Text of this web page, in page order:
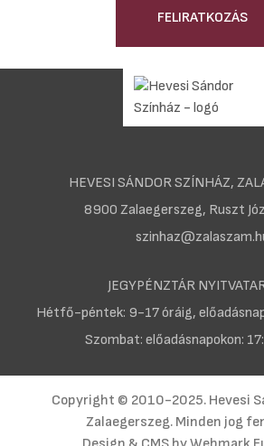
FELIRATKOZÁS
JEGYPÉNZTÁR
Hétfő-péntek: 9-17 óráig,
Szombat: előadásnapokon:
HEVESI SÁNDOR SZÍNHÁZ,
8900 Zalaegerszeg, Ruszt
Copyright © 2010-2025. Hevesi
Zalaegerszeg. Minden jog